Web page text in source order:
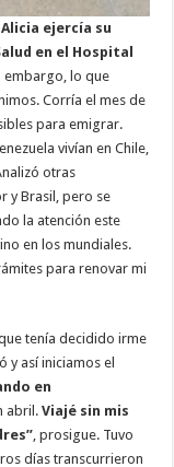
Alicia ejercía su
en el Hospital
embargo, lo que
Corría el mes de
para emigrar.
vivían en Chile,
otras
y Brasil, pero se
la atención este
en los mundiales.
para renovar mi
tenía decidido irme
y así iniciamos el
en
abril.Viajé sin mis
, prosigue. Tuvo
días transcurrieron